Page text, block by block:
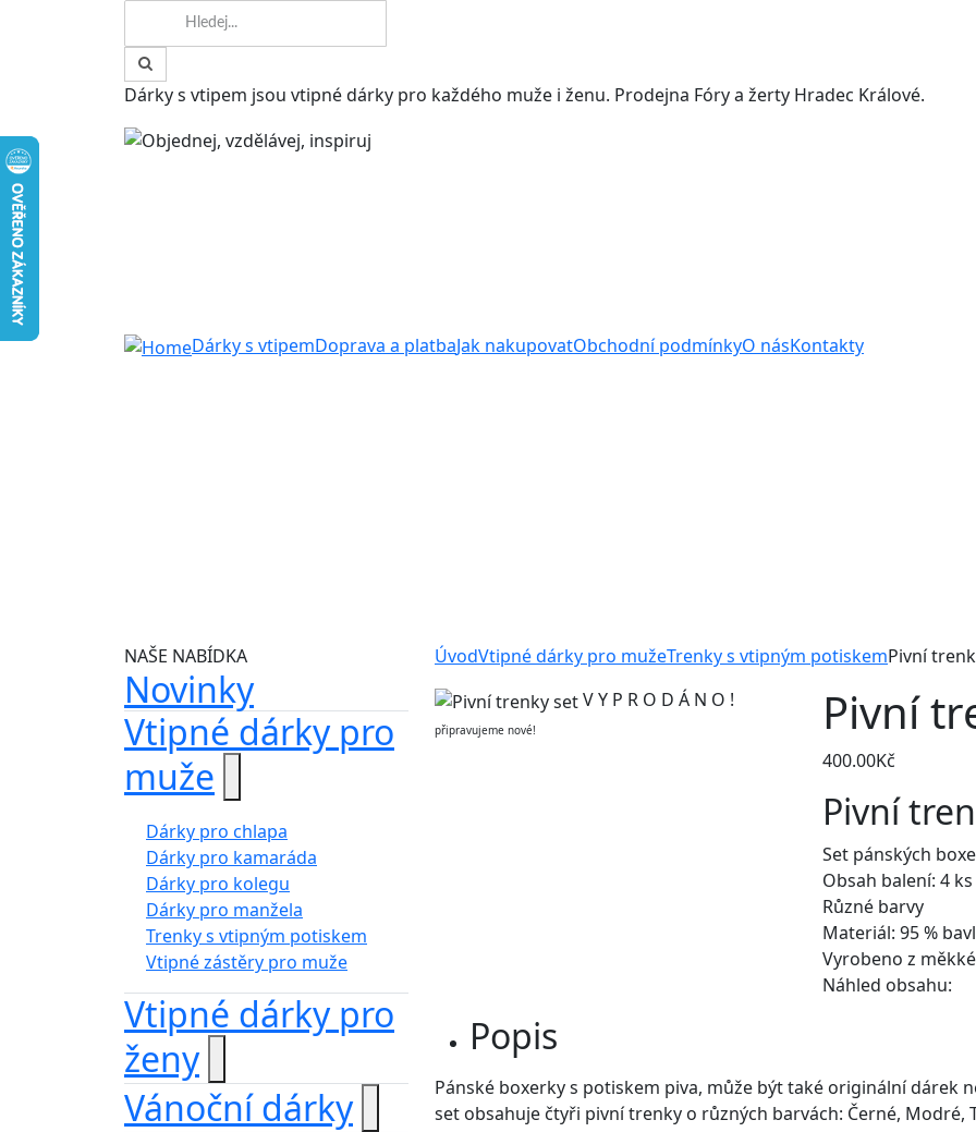
Dárky s vtipem jsou vtipné dárky pro každého muže i ženu. Prodejna Fóry a žerty Hradec Králové.
Dárky s vtipemDoprava a platbaJak nakupovatObchodní podmínkyO násKontakty
NAŠE NABÍDKA
Novinky
Vtipné dárky pro
muže
Dárky pro chlapa
Dárky pro kamaráda
Dárky pro kolegu
Dárky pro manžela
Trenky s vtipným potiskem
Vtipné zástěry pro muže
Vtipné dárky pro
ženy
Vánoční dárky
ÚvodVtipné dárky pro mužeTrenky s vtipným potiskemPivní
V Y P R O D Á N O !
připravujeme nové! Pivní
400.00Kč
Pivní
Set pánských
Obsah balení: 4 ks
Různé barvy
Materiál: 95 %
Vyrobeno z
Náhled obsahu:
Popis
Pánské boxerky s potiskem piva, může být také originální dárek
set obsahuje čtyři pivní trenky o různých barvách: Černé, Modré,